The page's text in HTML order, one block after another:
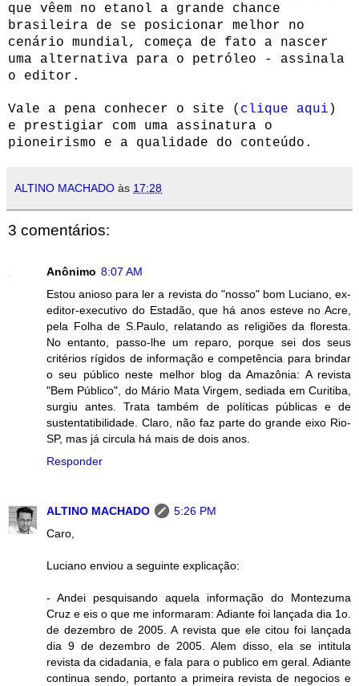
que vêem no etanol a grande chance
brasileira de se posicionar melhor no
cenário mundial, começa de fato a nascer
uma alternativa para o petróleo - assinala
o editor.
Vale a pena conhecer o site ( clique aqui )
e prestigiar com uma assinatura o
pioneirismo e a qualidade do conteúdo.
ALTINO MACHADO às 17:28
3 comentários:
Anônimo 8:07 AM
Estou anioso para ler a revista do "nosso" bom Luciano, ex-
editor-executivo do Estadão, que há anos esteve no Acre,
pela Folha de S.Paulo, relatando as religiões da floresta.
No entanto, passo-lhe um reparo, porque sei dos seus
critérios rígidos de informação e competência para brindar
o seu público neste melhor blog da Amazônia: A revista
"Bem Público", do Mário Mata Virgem, sediada em Curitiba,
surgiu antes. Trata também de políticas públicas e de
sustentatibilidade. Claro, não faz parte do grande eixo Rio-
SP, mas já circula há mais de dois anos.
Responder
ALTINO MACHADO
5:26 PM
Caro,
Luciano enviou a seguinte explicação:
- Andei pesquisando aquela informação do Montezuma
Cruz e eis o que me informaram: Adiante foi lançada dia 1o.
de dezembro de 2005. A revista que ele citou foi lançada
dia 9 de dezembro de 2005. Alem disso, ela se intitula
revista da cidadania, e fala para o publico em geral. Adiante
continua sendo, portanto a primeira revista de negocios e